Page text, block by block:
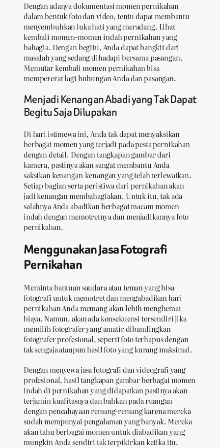
Dengan adanya dokumentasi momen pernikahan
dalam bentuk foto dan video, tentu dapat membantu
menyembuhkan luka hati yang meradang. Lihat
kembali momen-momen indah pernikahan yang
bahagia. Dengan begitu, Anda dapat bangkit dari
masalah yang sedang dihadapi bersama pasangan.
Memutar kembali momen pernikahan bisa
mempererat lagi hubungan Anda dan pasangan.
Menjadi Kenangan Abadi yang Tak Dapat
Begitu Saja Dilupakan
Di hari istimewa ini, Anda tak dapat menyaksikan
berbagai momen yang terjadi pada pesta pernikahan
dengan detail. Dengan tangkapan gambar dari
kamera, pastinya akan sangat membantu Anda
saksikan kenangan-kenangan yang telah terlewatkan.
Setiap bagian serta peristiwa dari pernikahan akan
jadi kenangan membahagiakan. Untuk itu, tak ada
salahnya Anda abadikan berbagai macam momen
indah dengan memotretnya dan menjadikannya foto
pernikahan.
Menggunakan Jasa Fotografi
Pernikahan
Meminta bantuan saudara atau teman yang bisa
fotografi untuk memotret dan mengabadikan hari
pernikahan Anda memang akan lebih menghemat
biaya. Namun, akan ada konsekuensi tersendiri jika
memilih fotografer yang amatir dibandingkan
fotografer profesional, seperti foto terhapus dengan
tak sengaja ataupun hasil foto yang kurang maksimal.
Dengan menyewa jasa fotografi dan videografi yang
profesional, hasil tangkapan gambar berbagai momen
indah di pernikahan yang didapatkan pastinya akan
terjamin kualitasnya dan bahkan pada ruangan
dengan pencahayaan remang-remang karena mereka
sudah mempunyai pengalaman yang banyak. Mereka
akan tahu berbagai momen untuk diabadikan yang
mungkin Anda sendiri tak terpikirkan ketika itu.